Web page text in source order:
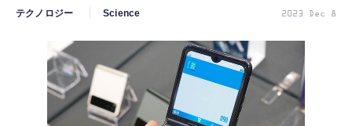
カルチャー
公式ストア
テクノロジー Science 2023 Dec 8